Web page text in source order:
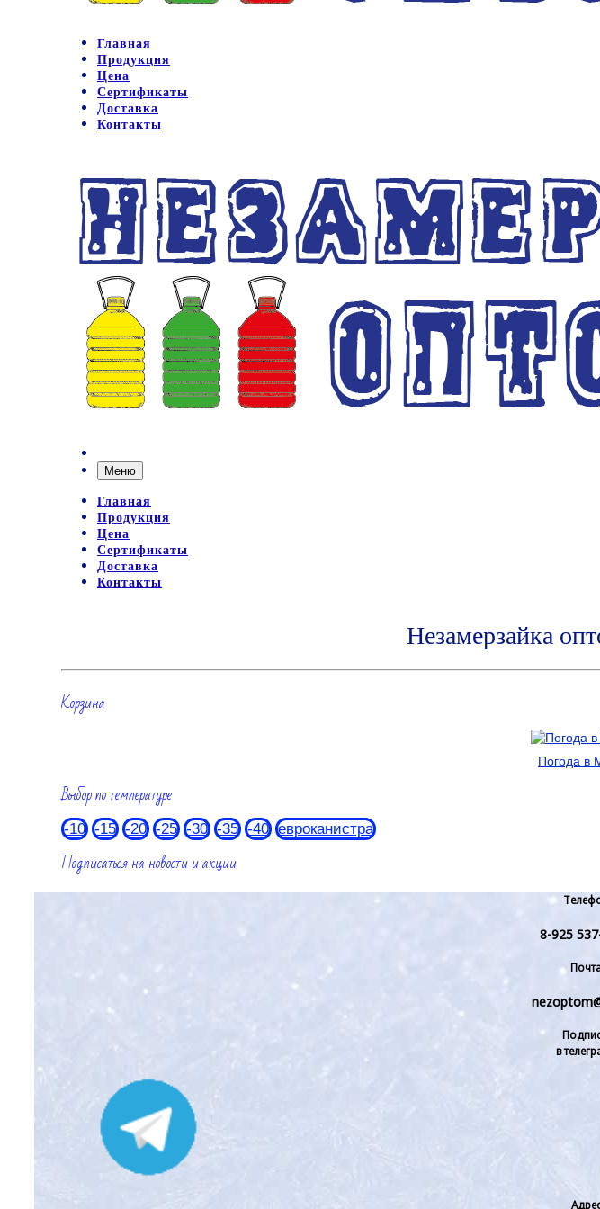
Главная
Продукция
Цена
Сертификаты
Доставка
Контакты
Меню
Главная
Продукция
Цена
Сертификаты
Доставка
Контакты
Незамерзайка
Корзина
Погода в
Выбор по температуре
-10 -15 -20 -25 -30 -35 -40 евроканистра
Подписаться на новости и акции
8-925
в